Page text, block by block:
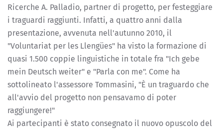
Ricerche A. Palladio, partner di progetto, per festeggiare
i traguardi raggiunti. Infatti, a quattro anni dalla
presentazione, avvenuta nell'autunno 2010, il
"Voluntariat per les Llengües" ha visto la formazione di
quasi 1.500 coppie linguistiche in totale fra "Ich gebe
mein Deutsch weiter" e "Parla con me". Come ha
sottolineato l'assessore Tommasini, "È un traguardo che
all'avvio del progetto non pensavamo di poter
raggiungere!"
Ai partecipanti è stato consegnato il nuovo opuscolo del